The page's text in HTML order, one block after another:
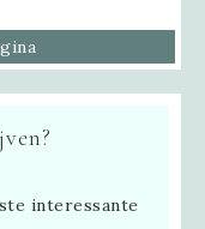
interessante